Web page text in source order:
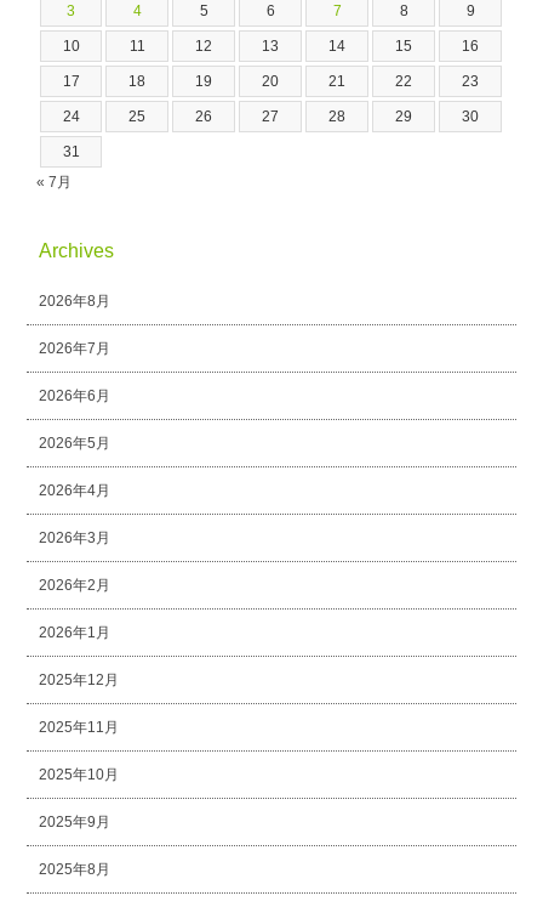
3 4 5 6 7 8 9
10 11 12 13 14 15 16
17 18 19 20 21 22 23
24 25 26 27 28 29 30
31
« 7月
Archives
2026年8月
2026年7月
2026年6月
2026年5月
2026年4月
2026年3月
2026年2月
2026年1月
2025年12月
2025年11月
2025年10月
2025年9月
2025年8月